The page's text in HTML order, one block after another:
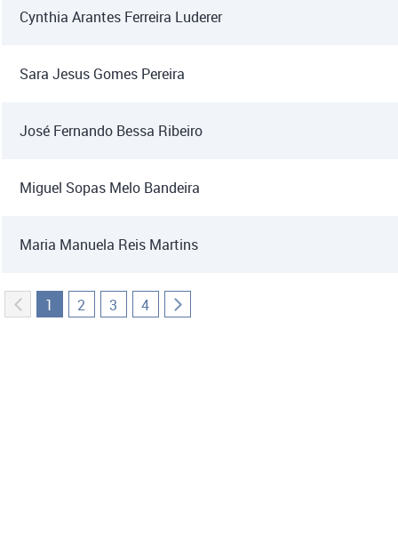
Cynthia Arantes Ferreira Luderer
Sara Jesus Gomes Pereira
José Fernando Bessa Ribeiro
Miguel Sopas Melo Bandeira
Maria Manuela Reis Martins
1 2 3 4